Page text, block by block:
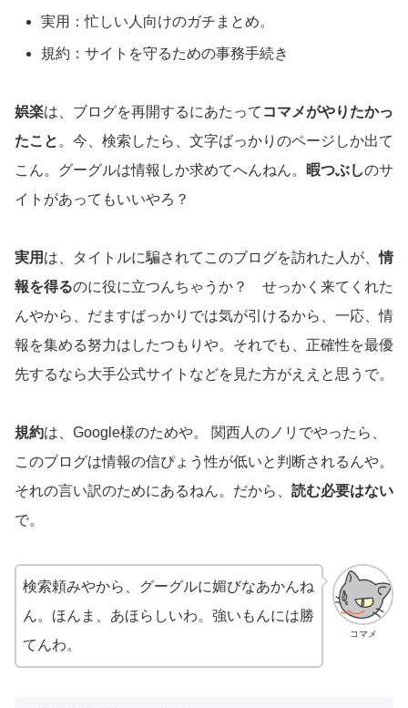
実用：忙しい人向けのガチまとめ。
規約：サイトを守るための事務手続き
娯楽は、ブログを再開するにあたって コマメがやりたかっ
たこと 。今、検索したら、文字ばっかりのページしか出て
こん。グーグルは情報しか求めてへんねん。
暇つぶしのサ
イトがあってもいいやろ？
実用 は、タイトルに騙されてこのブログを訪れた人が、情
報を得るのに役に立つんちゃうか？ せっかく来てくれた
んやから、だますばっかりでは気が引けるから、一応、情
報を集める努力はしたつもりや。それでも、正確性を最優
先するなら大手公式サイトなどを見た方がええと思うで。
規約は、Google様のためや。 関西人のノリでやったら、
このブログは情報の信ぴょう性が低いと判断されるんや。
それの言い訳のためにあるねん。だから、 読む必要はない
で。
コマメ
検索頼みやから、グーグルに媚びなあかんね
ん。ほんま、あほらしいわ。強いもんには勝
てんわ。